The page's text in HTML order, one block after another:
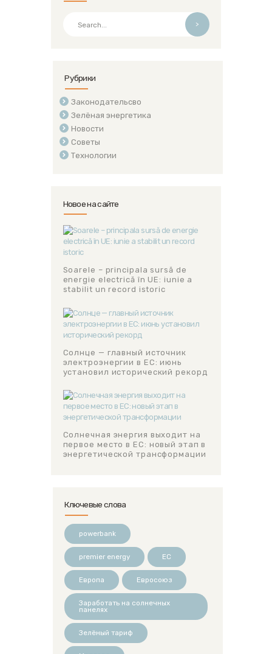
>
Рубрики
Законодательсво
Зелёная энергетика
Новости
Советы
Технологии
Новое на сайте
Soarele – principala sursă de
energie electrică în UE: iunie a
stabilit un record istoric
Солнце — главный источник
электроэнергии в ЕС: июнь
установил исторический рекорд
Солнечная энергия выходит на
первое место в ЕС: новый этап в
энергетической трансформации
Ключевые слова
powerbank
premier energy ЕС
Европа Евросоюз
Заработать на солнечных
панелях
Зелёный тариф